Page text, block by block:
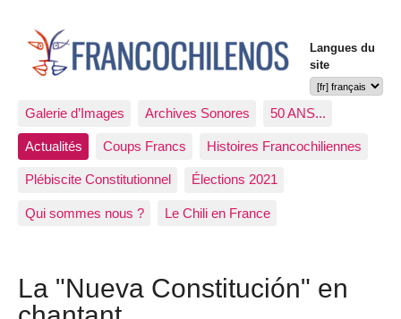
Langues du
site
Galerie d’Images Archives Sonores 50 ANS...
Actualités Coups Francs Histoires Francochiliennes
Plébiscite Constitutionnel Élections 2021
Qui sommes nous ? Le Chili en France
La "Nueva Constitución" en